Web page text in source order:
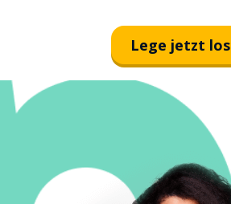
Lege jetzt los